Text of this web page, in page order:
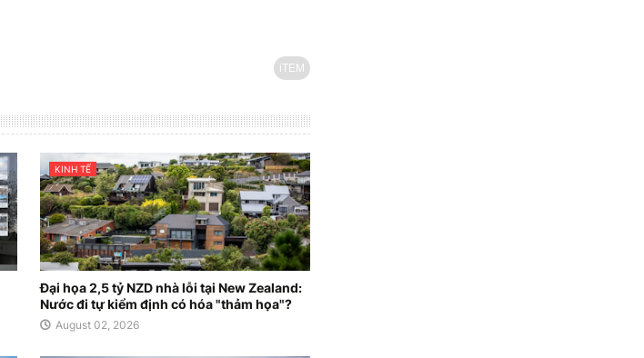
iTEM
KINH TẾ
Đại họa 2,5 tỷ NZD nhà lỗi tại New Zealand:
Nước đi tự kiểm định có hóa "thảm họa"?
August 02, 2026